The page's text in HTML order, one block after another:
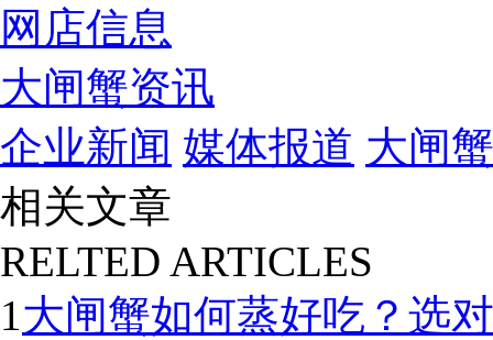
网店信息
大闸蟹资讯
企业新闻 媒体报道 大闸
相关文章
RELTED ARTICLES
1大闸蟹如何蒸好吃？选